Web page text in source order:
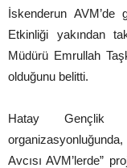
İskenderun AVM’de
Etkinliği yakından
Müdürü Emrullah
olduğunu belitti.
Hatay Gençlik
Avcısı AVM’lerde”